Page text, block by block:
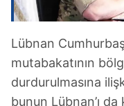
Lübnan
mutabakatının
durdurulmasına
bunun Lübnan’ı da